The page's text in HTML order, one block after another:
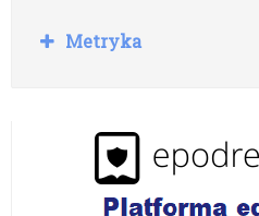
R
o
Metryka